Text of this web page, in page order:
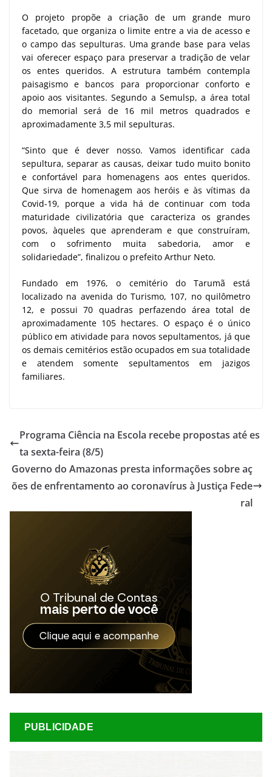
O projeto propõe a criação de um grande muro
facetado, que organiza o limite entre a via de acesso e
o campo das sepulturas. Uma grande base para velas
vai oferecer espaço para preservar a tradição de velar
os entes queridos. A estrutura também contempla
paisagismo e bancos para proporcionar conforto e
apoio aos visitantes. Segundo a Semulsp, a área total
do memorial será de 16 mil metros quadrados e
aproximadamente 3,5 mil sepulturas.
“Sinto que é dever nosso. Vamos identificar cada
sepultura, separar as causas, deixar tudo muito bonito
e confortável para homenagens aos entes queridos.
Que sirva de homenagem aos heróis e às vítimas da
Covid-19, porque a vida há de continuar com toda
maturidade civilizatória que caracteriza os grandes
povos, àqueles que aprenderam e que construíram,
com o sofrimento muita sabedoria, amor e
solidariedade”, finalizou o prefeito Arthur Neto.
Fundado em 1976, o cemitério do Tarumã está
localizado na avenida do Turismo, 107, no quilômetro
12, e possui 70 quadras perfazendo área total de
aproximadamente 105 hectares. O espaço é o único
público em atividade para novos sepultamentos, já que
os demais cemitérios estão ocupados em sua totalidade
e atendem somente sepultamentos em jazigos
familiares.
Programa Ciência na Escola recebe propostas até es
ta sexta-feira (8/5)
Governo do Amazonas presta informações sobre aç
ões de enfrentamento ao coronavírus à Justiça Fede
ral
PUBLICIDADE